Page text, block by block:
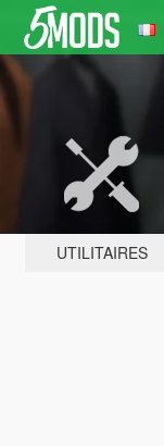
UTILITAIRES